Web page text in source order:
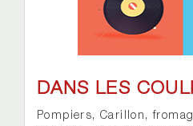
DANS LES
Pompiers, Carillon,